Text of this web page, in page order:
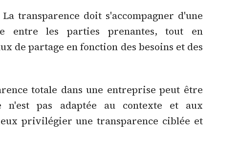
La transparence doit s'accompagner d'une
entre les parties prenantes, tout en
de partage en fonction des besoins et des
totale dans une entreprise peut être
n'est pas adaptée au contexte et aux
privilégier une transparence ciblée et